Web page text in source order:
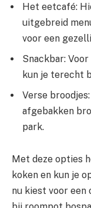
Het eetcafé:
uitgebreid
voor een
Snackbar:
kun je terecht
Verse
afgebakken
park.
Met deze opties
koken en kun je
nu kiest voor een